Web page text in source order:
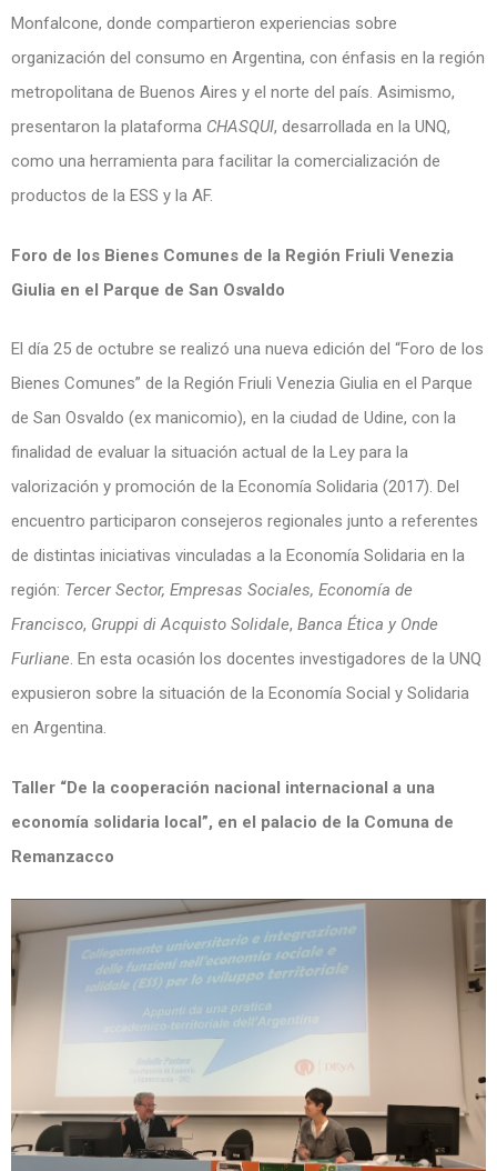
Monfalcone, donde compartieron experiencias sobre
organización del consumo en Argentina, con énfasis en la región
metropolitana de Buenos Aires y el norte del país. Asimismo,
presentaron la plataforma CHASQUI, desarrollada en la UNQ,
como una herramienta para facilitar la comercialización de
productos de la ESS y la AF.
Foro de los Bienes Comunes de la Región Friuli Venezia
Giulia en el Parque de San Osvaldo
El día 25 de octubre se realizó una nueva edición del “Foro de los
Bienes Comunes” de la Región Friuli Venezia Giulia en el Parque
de San Osvaldo (ex manicomio), en la ciudad de Udine, con la
finalidad de evaluar la situación actual de la Ley para la
valorización y promoción de la Economía Solidaria (2017). Del
encuentro participaron consejeros regionales junto a referentes
de distintas iniciativas vinculadas a la Economía Solidaria en la
región: Tercer Sector, Empresas Sociales, Economía de
Francisco, Gruppi di Acquisto Solidale, Banca Ética y Onde
Furliane. En esta ocasión los docentes investigadores de la UNQ
expusieron sobre la situación de la Economía Social y Solidaria
en Argentina.
Taller “De la cooperación nacional internacional a una
economía solidaria local”, en el palacio de la Comuna de
Remanzacco